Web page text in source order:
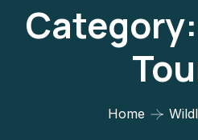
Category:
Home